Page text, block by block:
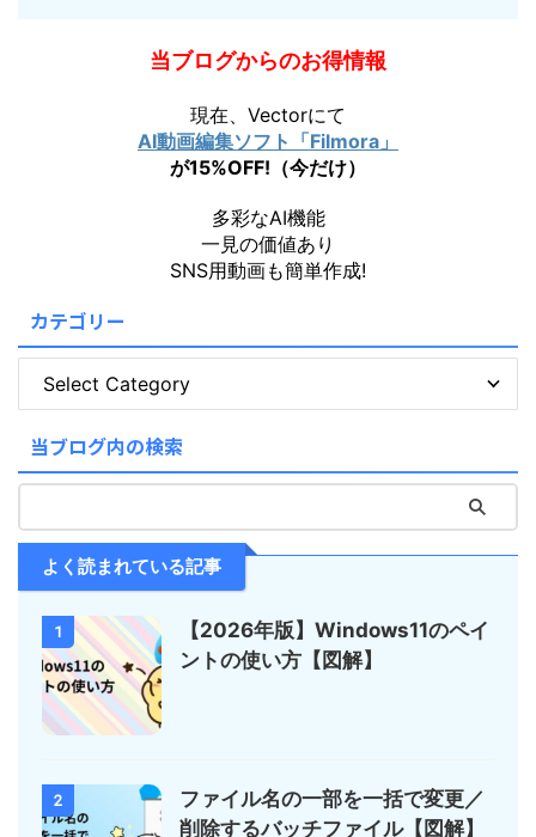
当ブログからのお得情報
現在、Vectorにて
AI動画編集ソフト「Filmora」
が15%OFF!（今だけ）
多彩なAI機能
一見の価値あり
SNS用動画も簡単作成!
カテゴリー
当ブログ内の検索
よく読まれている記事
1
【2026年版】Windows11のペイ
ントの使い方【図解】
2
ファイル名の一部を一括で変更／
削除するバッチファイル【図解】